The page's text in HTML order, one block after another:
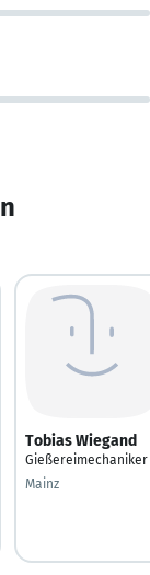
Tobias Wiegand
Gießereimechaniker
Mainz